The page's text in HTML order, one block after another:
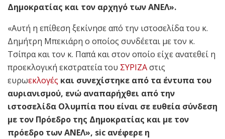
Δημοκρατίας και τον αρχηγό των ΑΝΕΛ».
«Αυτή η επίθεση ξεκίνησε από την ιστοσελίδα του κ.
Δημήτρη Μπεκιάρη ο οποίος συνδέεται με τον κ.
Τσίπρα και τον κ. Παπά και στον οποίο είχε ανατεθεί η
προεκλογική εκστρατεία του ΣΥΡΙΖΑστις
ευρωεκλογές και συνεχίστηκε από τα έντυπα του
αυριανισμού, ενώ αναπαρήχθει από την
ιστοσελίδα Ολυμπία που είναι σε ευθεία σύνδεση
με τον Πρόεδρο της Δημοκρατίας και με τον
πρόεδρο των ΑΝΕΛ», sic ανέφερε η